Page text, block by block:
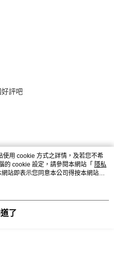
評吧
用 cookie 方式之詳情，及若您不希
的 cookie 設定，請參閱本網站「 隱私
站即表示您同意本公司得按本網站使
了